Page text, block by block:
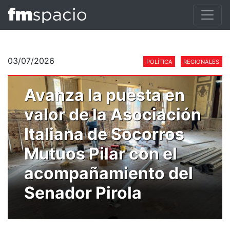
03/07/2026 POLÍTICA REGIONALES
Avanza la puesta en
valor de la Asociación
Italiana de Socorros
Mutuos Pilar con el
acompañamiento del
Senador Pirola